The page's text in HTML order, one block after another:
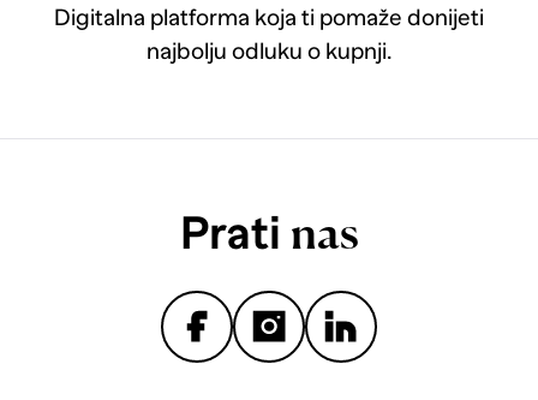
Digitalna platforma koja ti pomaže donijeti
najbolju odluku o kupnji.
Prati nas